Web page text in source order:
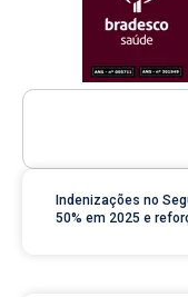
Indenizações no
50% em 2025 e